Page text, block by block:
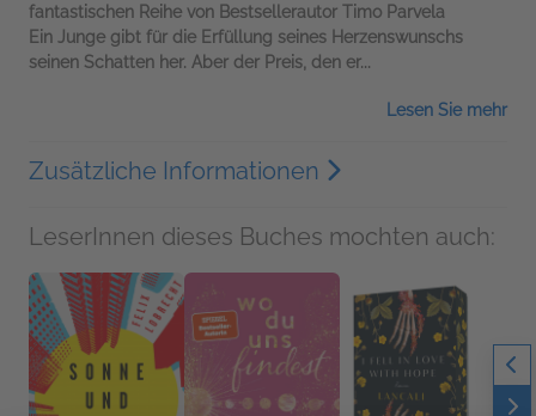
fantastischen Reihe von Bestsellerautor Timo Parvela
Ein Junge gibt für die Erfüllung seines Herzenswunschs
seinen Schatten her. Aber der Preis, den er...
Lesen Sie mehr
Zusätzliche Informationen
LeserInnen dieses Buches mochten auch: